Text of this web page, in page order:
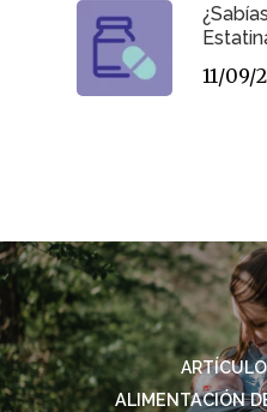
11/09/
ALIMENTACIÓN